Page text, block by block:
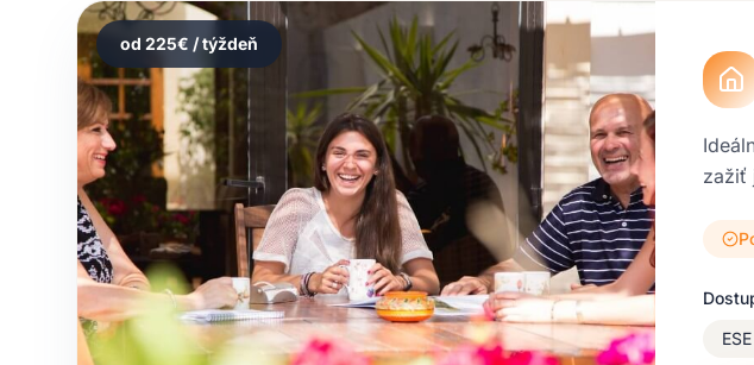
od 225€ / týždeň
zažiť